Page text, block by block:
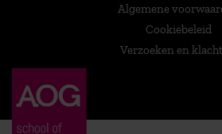
Algemene
Cookiebeleid
Verzoeken en